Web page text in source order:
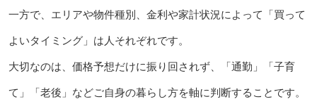
一方で、エリアや物件種別、金利や家計状況によって「買って
よいタイミング」は人それぞれです。
大切なのは、価格予想だけに振り回されず、「通勤」「子育
て」「老後」などご自身の暮らし方を軸に判断することです。